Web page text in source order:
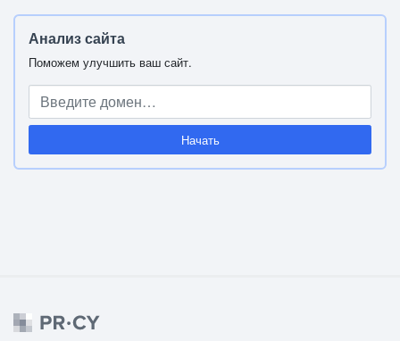
Анализ сайта
Поможем улучшить ваш сайт.
Начать